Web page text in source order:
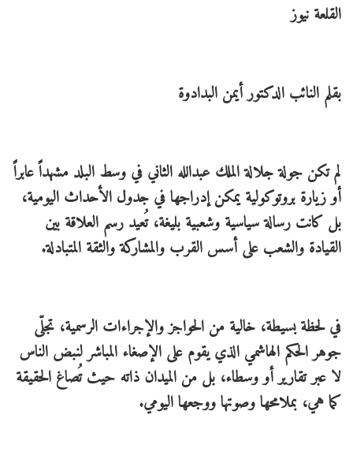
القلعة نيوز
بقلم النائب الدكتور أيمن البدادوة
لم تكن جولة جلالة الملك عبدالله الثاني في وسط البلد مشهداً عابراً
أو زيارة بروتوكولية يمكن إدراجها في جدول الأحداث اليومية،
بل كانت رسالة سياسية وشعبية بليغة، تُعيد رسم العلاقة بين
القيادة والشعب على أسس القرب والمشاركة والثقة المتبادلة.
في لحظة بسيطة، خالية من الحواجز والإجراءات الرسمية، تجلّى
جوهر الحكم الهاشمي الذي يقوم على الإصغاء المباشر لنبض الناس
لا عبر تقارير أو وسطاء، بل من الميدان ذاته حيث تُصاغ الحقيقة
كما هي، بملامحها وصوتها ووجعها اليومي.